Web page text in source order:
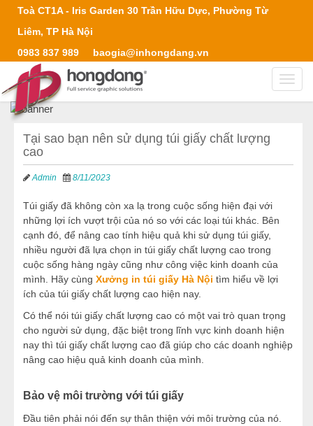
Toà CT1A - Iris Garden 30 Trần Hữu Dực, Phường Từ
Liêm, TP Hà Nội
0983 837 989
baogia@inhongdang.vn
Tại sao bạn nên sử dụng túi giấy chất lượng
cao
Admin 8/11/2023
Túi giấy đã không còn xa lạ trong cuộc sống hiện đại với
những lợi ích vượt trội của nó so với các loại túi khác. Bên
cạnh đó, để nâng cao tính hiệu quả khi sử dụng túi giấy,
nhiều người đã lựa chọn in túi giấy chất lượng cao trong
cuộc sống hàng ngày cũng như công việc kinh doanh của
mình. Hãy cùng Xưởng in túi giấy Hà Nội tìm hiểu về lợi
ích của túi giấy chất lượng cao hiện nay.
Có thể nói túi giấy chất lượng cao có một vai trò quan trọng
cho người sử dụng, đặc biệt trong lĩnh vực kinh doanh hiện
nay thì túi giấy chất lượng cao đã giúp cho các doanh nghiệp
nâng cao hiệu quả kinh doanh của mình.
Bảo vệ môi trường với túi giấy
Đầu tiên phải nói đến sự thân thiện với môi trường của nó.